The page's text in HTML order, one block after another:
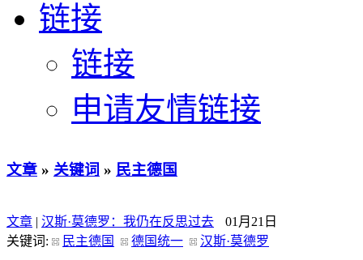
链接
链接
申请友情链接
文章 » 关键词 » 民主德国
文章 | 汉斯·莫德罗：我仍在反思过去
01月21日
关键词:
民主德国 德国统一
汉斯·莫德罗